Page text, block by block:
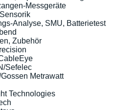
Messgeräte
Analyse, SMU, Batterietest
Zubehör
Sefelec
Metrawatt
Technologies